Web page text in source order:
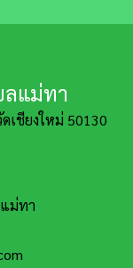
แม่ทา
เชียงใหม่ 50130
ม่ทา